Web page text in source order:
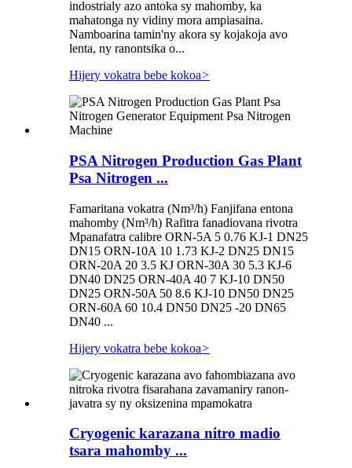
indostrialy azo antoka sy mahomby, ka
mahatonga ny vidiny mora ampiasaina.
Namboarina tamin'ny akora sy kojakoja avo
lenta, ny ranontsika o...
Hijery vokatra bebe kokoa>
PSA Nitrogen Production Gas Plant
Psa Nitrogen ...
Famaritana vokatra (Nm³/h) Fanjifana entona
mahomby (Nm³/h) Rafitra fanadiovana rivotra
Mpanafatra calibre ORN-5A 5 0.76 KJ-1 DN25
DN15 ORN-10A 10 1.73 KJ-2 DN25 DN15
ORN-20A 20 3.5 KJ ORN-30A 30 5.3 KJ-6
DN40 DN25 ORN-40A 40 7 KJ-10 DN50
DN25 ORN-50A 50 8.6 KJ-10 DN50 DN25
ORN-60A 60 10.4 DN50 DN25 -20 DN65
DN40 ...
Hijery vokatra bebe kokoa>
Cryogenic karazana nitro madio
tsara mahomby ...